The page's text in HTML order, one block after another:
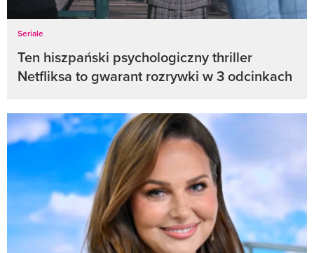
Seriale
Ten hiszpański psychologiczny thriller
Netfliksa to gwarant rozrywki w 3 odcinkach